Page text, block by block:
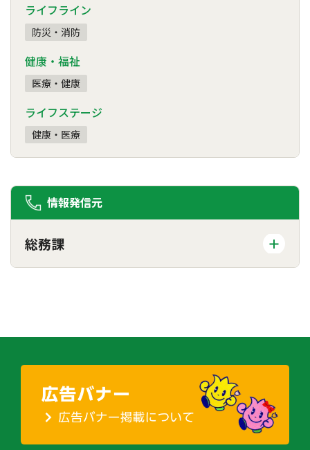
ライフライン
防災・消防
健康・福祉
医療・健康
ライフステージ
健康・医療
情報発信元
総務課